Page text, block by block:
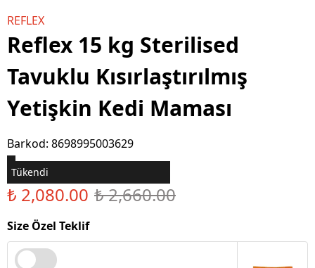
REFLEX
Reflex 15 kg Sterilised
Tavuklu Kısırlaştırılmış
Yetişkin Kedi Maması
Barkod: 8698995003629
Tükendi
₺ 2,080.00 ₺ 2,660.00
Size Özel Teklif